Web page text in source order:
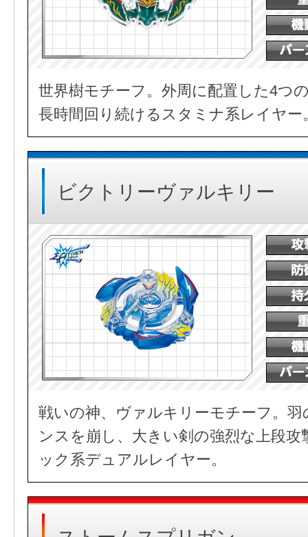
世界樹モチーフ。外周に配置した4つ
長時間回り続けるスタミナ系レイヤー
ビクトリーヴァルキリー
戦いの神、ヴァルキリーモチーフ。
ンスを崩し、大きい剣の強烈な上段
ック系デュアルレイヤー。